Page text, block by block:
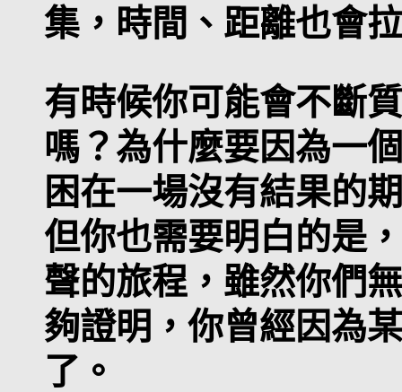
集，時間、距離也會
有時候你可能會不斷
嗎？為什麼要因為一
困在一場沒有結果的
但你也需要明白的是
聲的旅程，雖然你們
夠證明，你曾經因為
了。